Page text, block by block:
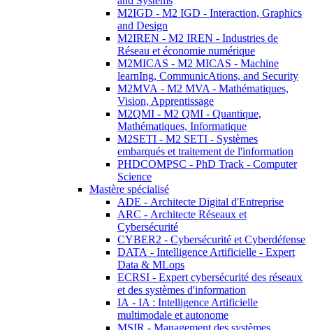
M2IGD - M2 IGD - Interaction, Graphics
and Design
M2IREN - M2 IREN - Industries de
Réseau et économie numérique
M2MICAS - M2 MICAS - Machine
learnIng, CommunicAtions, and Security
M2MVA - M2 MVA - Mathématiques,
Vision, Apprentissage
M2QMI - M2 QMI - Quantique,
Mathématiques, Informatique
M2SETI - M2 SETI - Systèmes
embarqués et traitement de l'information
PHDCOMPSC - PhD Track - Computer
Science
Mastère spécialisé
ADE - Architecte Digital d'Entreprise
ARC - Architecte Réseaux et
Cybersécurité
CYBER2 - Cybersécurité et Cyberdéfense
DATA - Intelligence Artificielle - Expert
Data & MLops
ECRSI - Expert cybersécurité des réseaux
et des systèmes d'information
IA - IA : Intelligence Artificielle
multimodale et autonome
MSIR - Management des systèmes